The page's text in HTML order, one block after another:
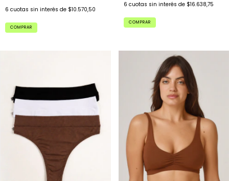
6 cuotas sin interés de $10.570,50
COMPRAR
6 cuotas sin interés de $16.638,75
COMPRAR